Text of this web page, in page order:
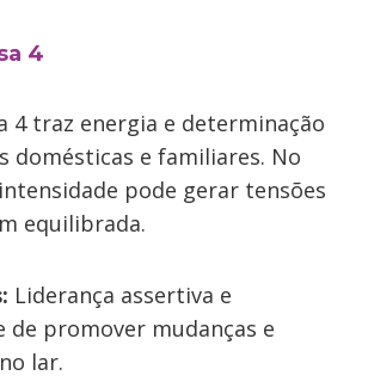
4
4 traz energia e determinação
domésticas e familiares. No
pode gerar tensões
equilibrada.
Liderança assertiva e
de promover mudanças e
lar.